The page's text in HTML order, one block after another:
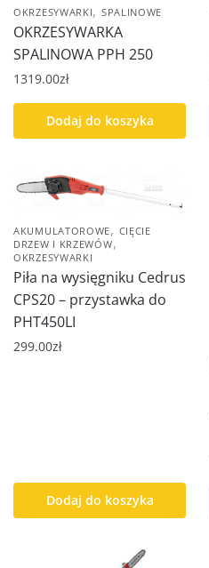
OKRZESYWARKI, SPALINOWE
OKRZESYWARKA
SPALINOWA PPH 250
1319.00zł
Dodaj do koszyka
AKUMULATOROWE, CIĘCIE
DRZEW I KRZEWÓW,
OKRZESYWARKI
Piła na wysięgniku Cedrus
CPS20 – przystawka do
PHT450LI
299.00zł
Dodaj do koszyka